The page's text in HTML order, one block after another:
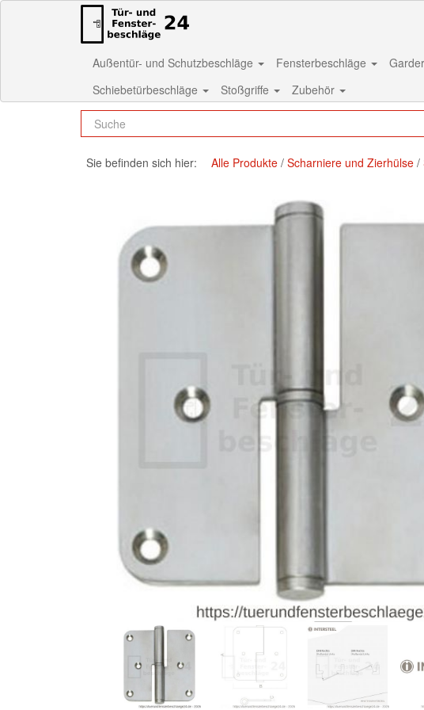
Außentür- und Schutzbeschläge Fensterbeschläge
Schiebetürbeschläge
Stoßgriffe Zubehör
Sie befinden sich hier: Alle Produkte Scharniere und Zierhülse